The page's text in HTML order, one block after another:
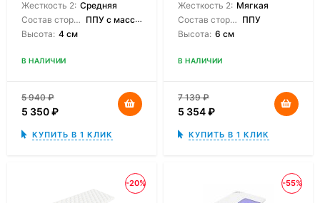
Жесткость 2: Средняя
Состав сторон: ППУ с массажным эффектом
Высота: 4 см
В НАЛИЧИИ
5 940₽
5 350₽
КУПИТЬ В 1 КЛИК
Жесткость 2: Мягкая
Состав сторон: ППУ
Высота: 6 см
В НАЛИЧИИ
7 139₽
5 354₽
КУПИТЬ В 1 КЛИК
-20% -55%